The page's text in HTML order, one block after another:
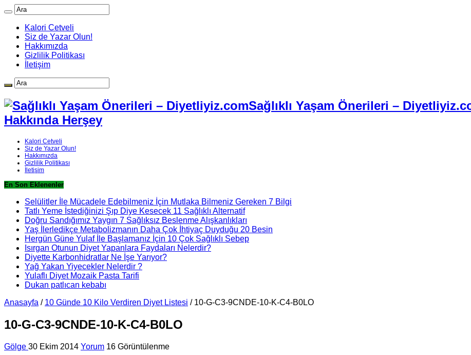
Kalori Cetveli
Siz de Yazar Olun!
Hakkımızda
Gizlilik Politikası
İletişim
Sağlıklı Yaşam Önerileri –
Hakkında Herşey
Kalori Cetveli
Siz de Yazar Olun!
Hakkımızda
Gizlilik Politikası
İletişim
En Son Eklenenler
Selülitler İle Mücadele Edebilmeniz İçin Mutlaka Bilmeniz Gereken 7 Bilgi
Tatlı Yeme İstediğinizi Şıp Diye Kesecek 11 Sağlıklı Alternatif
Doğru Sandığımız Yaygın 7 Sağlıksız Beslenme Alışkanlıkları
Yaş İlerledikçe Metabolizmanın Daha Çok İhtiyaç Duyduğu 20 Besin
Hergün Güne Yulaf İle Başlamanız İçin 10 Çok Sağlıklı Sebep
Isırgan Otunun Diyet Yapanlara Faydaları Nelerdir?
Diyette Karbonhidratlar Ne İşe Yarıyor?
Yağ Yakan Yiyecekler Nelerdir ?
Yulaflı Diyet Mozaik Pasta Tarifi
Dukan patlıcan kebabı
Anasayfa / 10 Günde 10 Kilo Verdiren Diyet Listesi / 10-G-C3-9CNDE-10-K-C4-B0LO
10-G-C3-9CNDE-10-K-C4-B0LO
Gölge 30 Ekim 2014 Yorum 16 Görüntülenme